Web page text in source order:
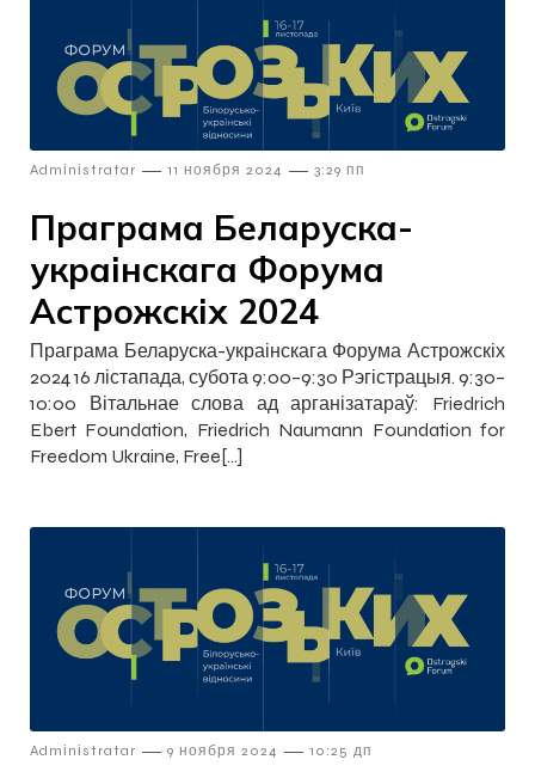
Admіnіstratar — 11 ноября 2024 — 3:29 пп
Праграма Беларуска-
украінскага Форума
Астрожскіх 2024
Праграма Беларуска-украінскага Форума Астрожскіх
2024 16 лістапада, субота 9:00–9:30 Рэгістрацыя. 9:30–
10:00 Вітальнае слова ад арганізатараў: Friedrich
Ebert Foundation, Friedrich Naumann Foundation for
Freedom Ukraine, Free[…]
Admіnіstratar — 9 ноября 2024 — 10:25 дп